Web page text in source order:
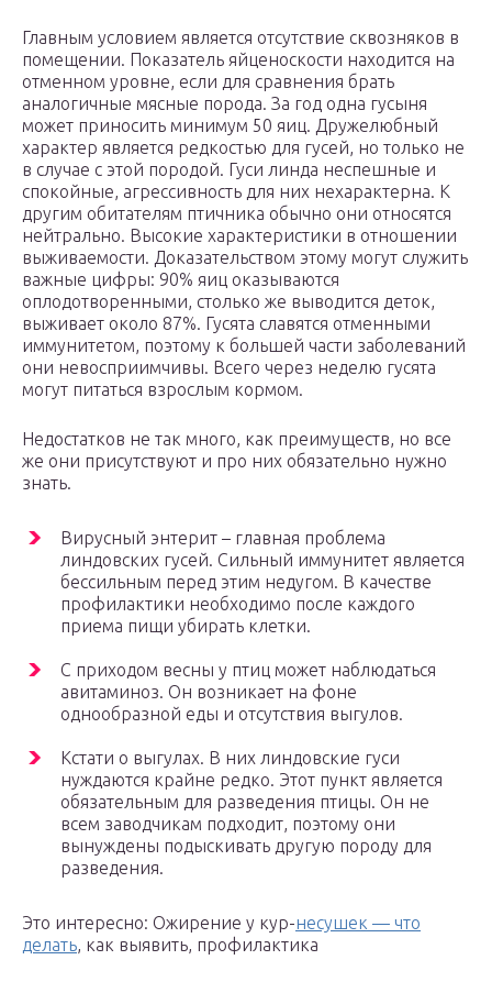
Главным условием является отсутствие сквозняков в
помещении. Показатель яйценоскости находится на
отменном уровне, если для сравнения брать
аналогичные мясные порода. За год одна гусыня
может приносить минимум 50 яиц. Дружелюбный
характер является редкостью для гусей, но только не
в случае с этой породой. Гуси линда неспешные и
спокойные, агрессивность для них нехарактерна. К
другим обитателям птичника обычно они относятся
нейтрально. Высокие характеристики в отношении
выживаемости. Доказательством этому могут служить
важные цифры: 90% яиц оказываются
оплодотворенными, столько же выводится деток,
выживает около 87%. Гусята славятся отменными
иммунитетом, поэтому к большей части заболеваний
они невосприимчивы. Всего через неделю гусята
могут питаться взрослым кормом.
Недостатков не так много, как преимуществ, но все
же они присутствуют и про них обязательно нужно
знать.
Вирусный энтерит – главная проблема
линдовских гусей. Сильный иммунитет является
бессильным перед этим недугом. В качестве
профилактики необходимо после каждого
приема пищи убирать клетки.
С приходом весны у птиц может наблюдаться
авитаминоз. Он возникает на фоне
однообразной еды и отсутствия выгулов.
Кстати о выгулах. В них линдовские гуси
нуждаются крайне редко. Этот пункт является
обязательным для разведения птицы. Он не
всем заводчикам подходит, поэтому они
вынуждены подыскивать другую породу для
разведения.
Это интересно: Ожирение у кур-несушек — что
делать, как выявить, профилактика